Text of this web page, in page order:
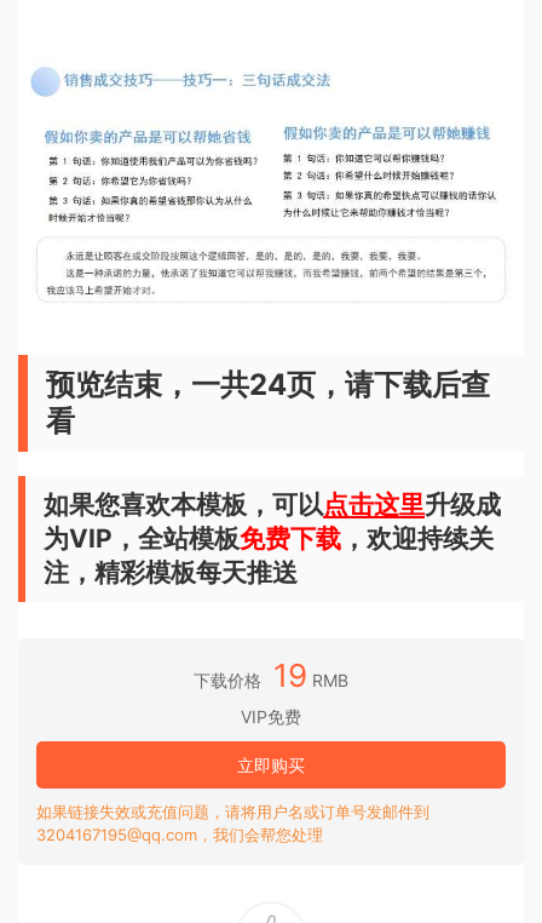
预览结束，一共24页，请下载后查
看
如果您喜欢本模板，可以点击这里升级成
为VIP，全站模板免费下载 ，欢迎持续关
注，精彩模板每天推送
下载价格 19 RMB
VIP免费
立即购买
如果链接失效或充值问题，请将用户名或订单号发邮件到
3204167195@qq.com，我们会帮您处理